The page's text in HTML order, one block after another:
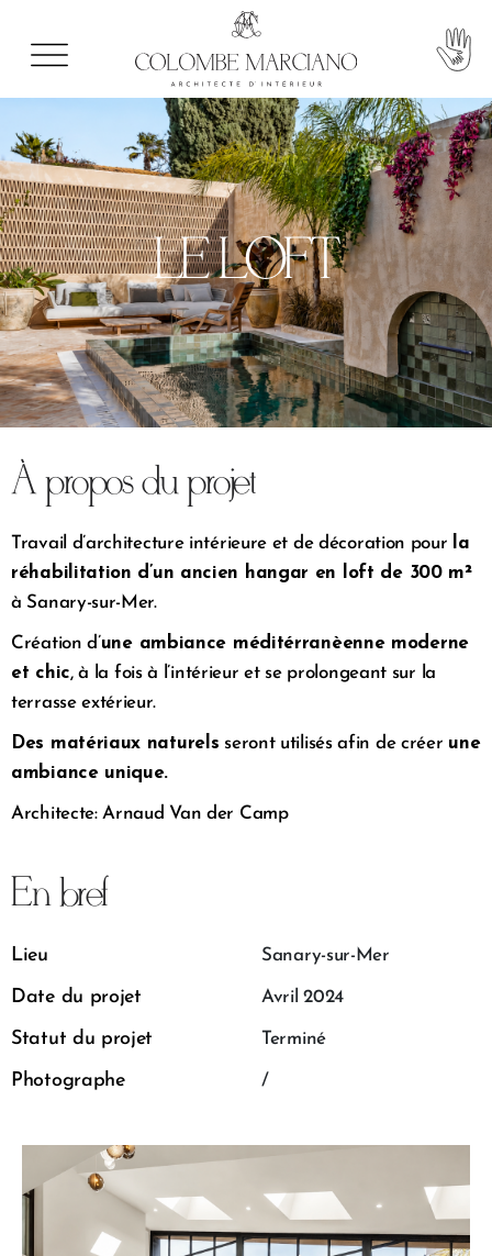
LE LOFT
À propos du projet
Travail d’architecture intérieure et de décoration pour
la
réhabilitation d’un ancien hangar en loft de 300 m²
à Sanary-sur-Mer.
Création d’une ambiance méditérranèenne moderne
et chic, à la fois à l’intérieur et se prolongeant sur la
terrasse extérieur.
Des matériaux naturels seront utilisés afin de créer une
ambiance unique.
Architecte: Arnaud Van der Camp
En bref
Lieu Sanary-sur-Mer
Date du projet Avril 2024
Statut du projet Terminé
Photographe /